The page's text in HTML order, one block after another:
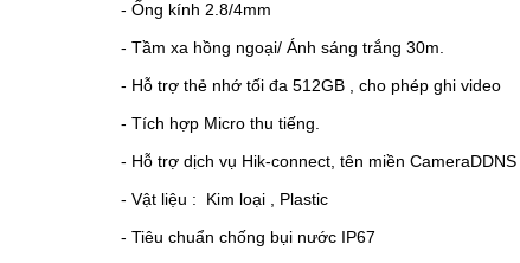
- Ống kính 2.8/4mm
- Tầm xa hồng ngoại/ Ánh sáng trắng 30m.
- Hỗ trợ thẻ nhớ tối đa 512GB , cho phép ghi video
- Tích hợp Micro thu tiếng.
- Hỗ trợ dịch vụ Hik-connect, tên miền CameraDDNS
- Vật liệu :
Kim loại , Plastic
- Tiêu chuẩn chống bụi nước IP67